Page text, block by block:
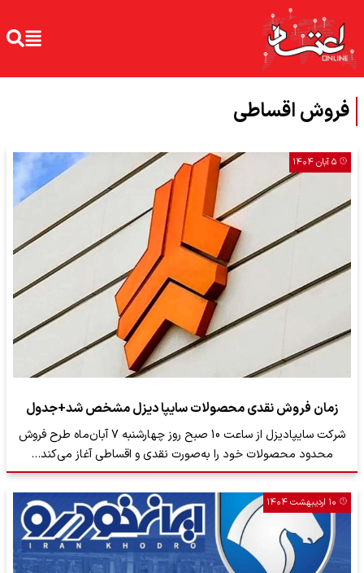
فروش اقساطی
۵ آبان ۱۴۰۴
زمان فروش نقدی محصولات سایپا دیزل مشخص شد+جدول
شرکت سایپادیزل از ساعت 10 صبح روز چهارشنبه 7 آبان‌ماه طرح فروش
محدود محصولات خود را به‌صورت نقدی و اقساطی آغاز می‌کند…
۱۰ اردیبهشت ۱۴۰۴